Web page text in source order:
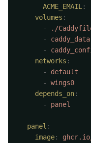
      ACME_EMAIL
:
    volumes
      -
      -
      -
    networks
      -
      -
    depends_on
      -
  panel
    image
: